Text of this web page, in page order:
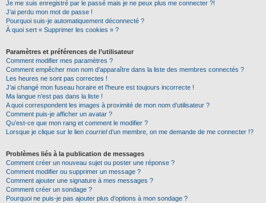
Je me suis enregistré par le passé mais je ne peux plus me connecter ?!
J’ai perdu mon mot de passe !
Pourquoi suis-je automatiquement déconnecté ?
À quoi sert « Supprimer les cookies » ?
Paramètres et préférences de l’utilisateur
Comment modifier mes paramètres ?
Comment empêcher mon nom d’apparaître dans la liste des membres connectés ?
Les heures ne sont pas correctes !
J’ai changé mon fuseau horaire et l’heure est toujours incorrecte !
Ma langue n’est pas dans la liste !
A quoi correspondent les images à proximité de mon nom d’utilisateur ?
Comment puis-je afficher un avatar ?
Qu’est-ce que mon rang et comment le modifier ?
Lorsque je clique sur le lien courrield’un membre, on me demande de me connecter !?
Problèmes liés à la publication de messages
Comment créer un nouveau sujet ou poster une réponse ?
Comment modifier ou supprimer un message ?
Comment ajouter une signature à mes messages ?
Comment créer un sondage ?
Pourquoi ne puis-je pas ajouter plus d’options à mon sondage ?